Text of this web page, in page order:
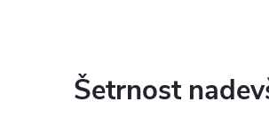
Šetrnost